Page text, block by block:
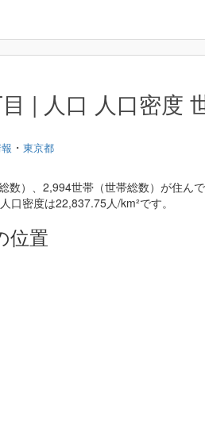
| 人口 人口密度
・ 東京都
数）、2,994世帯（世帯総数）が住ん
密度は22,837.75人/km²です。
位置